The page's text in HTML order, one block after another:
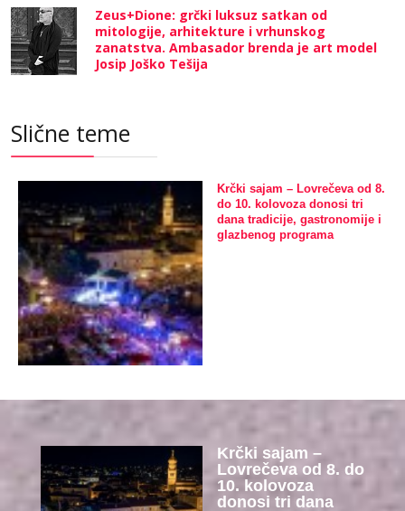
Zeus+Dione: grčki luksuz satkan od
mitologije, arhitekture i vrhunskog
zanatstva. Ambasador brenda je art model
Josip Joško Tešija
Slične teme
Krčki sajam – Lovrečeva od 8.
do 10. kolovoza donosi tri
dana tradicije, gastronomije i
glazbenog programa
Krčki sajam –
Lovrečeva od 8. do
10. kolovoza
donosi tri dana